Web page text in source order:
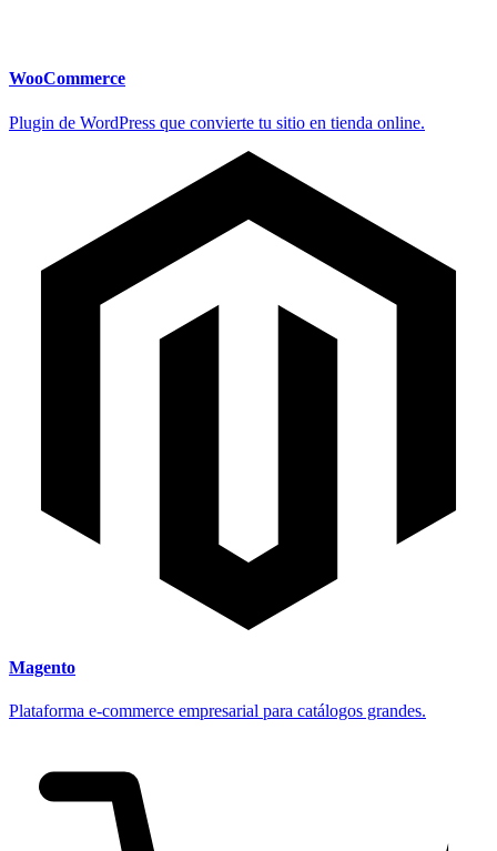
WooCommerce
Plugin de WordPress que convierte tu sitio en tienda online.
Magento
Plataforma e-commerce empresarial para catálogos grandes.